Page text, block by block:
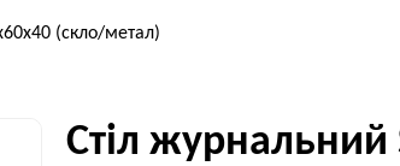
(скло/метал)
Стіл журнальний